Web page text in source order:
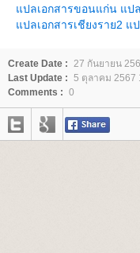
ปลเอกสารขอนแก่น ปล
ปลเอกสารเชียงราย2 ป
Create Date : 27 กันยายน
Last Update : 5 ตุลาคม 2567
Comments : 0